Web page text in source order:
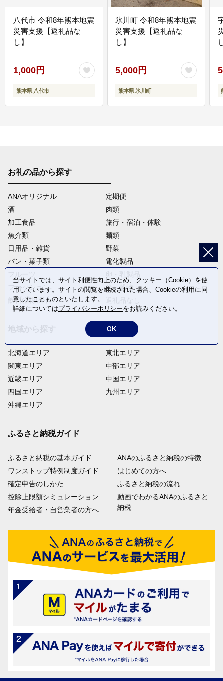
八代市 令和8年熊本地震
災害支援【返礼品な
し】
1,000円
熊本県 八代市
氷川町 令和8年熊本地震
災害支援【返礼品な
し】
5,000円
熊本県 氷川町
お礼の品から探す
ANAオリジナル
定期便
酒
肉類
加工食品
旅行・宿泊・体験
魚介類
麺類
日用品・雑貨
野菜
パン・菓子類
電化製品
ファッション
米・穀物
飲料(酒以外)
北海道エリア
関東エリア
近畿エリア
四国エリア
沖縄エリア
東北エリア
中部エリア
中国エリア
九州エリア
ふるさと納税ガイド
ふるさと納税の基本ガイド
ワンストップ特例制度ガイド
確定申告のしかた
控除上限額シミュレーション
年金受給者・自営業者の方へ
ANAのふるさと納税の特徴
はじめての方へ
ふるさと納税の流れ
動画でわかるANAのふるさと
納税
当サイトでは、サイト利便性向上のため、クッキー（Cookie）を使
用しています。サイトの閲覧を継続された場合、Cookieの利用に同
意したことものといたします。
詳細についてはプライバシーポリシーをお読みください。
OK